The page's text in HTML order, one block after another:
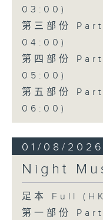
03:00)
第三部份
04:00)
第四部份
05:00)
第五部份
06:00)
01/08/2026
Night
足本 Full
第一部份